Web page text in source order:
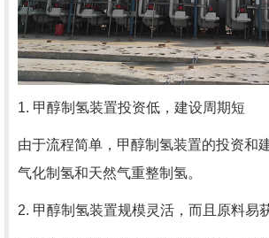
1. 甲醇制氢装置投资低，建设周期短
由于流程简单，甲醇制氢装置的投资和
气化制氢和天然气重整制氢。
2. 甲醇制氢装置规模灵活，而且原料易